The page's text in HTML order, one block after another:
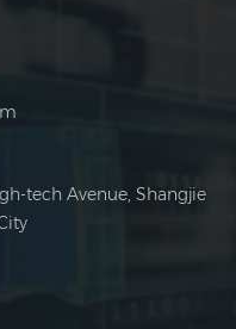
tech Avenue, Shangjie